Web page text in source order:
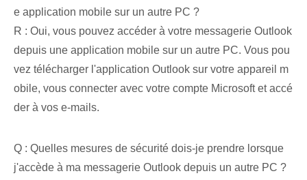
e application mobile sur un autre PC ?
R : Oui, vous pouvez accéder à votre messagerie Outlook
depuis une application mobile sur un autre PC. Vous pou
vez télécharger l'application Outlook sur votre appareil m
obile, vous connecter avec votre compte Microsoft et accé
der à vos e-mails.
Q : Quelles mesures de sécurité dois-je prendre lorsque
j'accède à ma messagerie Outlook depuis un autre PC ?